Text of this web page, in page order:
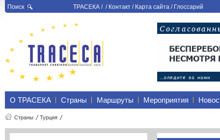
Поиск ТРАСЕКА/ /Контакт/Карта сайта/Глоссарий
О ТРАСЕКА Страны Маршруты Мероприятия
Страны Турция